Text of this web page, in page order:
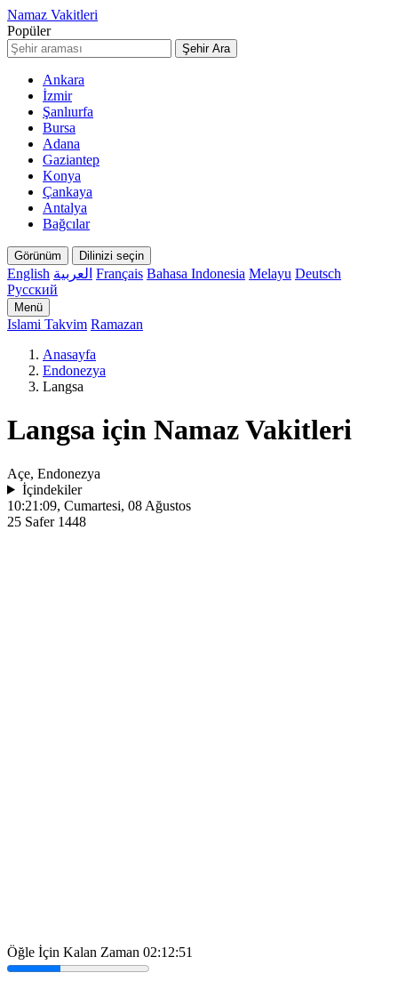
Namaz Vakitleri
Popüler
Şehir Ara
Ankara
İzmir
Şanlıurfa
Bursa
Adana
Gaziantep
Konya
Çankaya
Antalya
Bağcılar
Görünüm Dilinizi seçin
English العربية Français Bahasa Indonesia Melayu Deutsch
Русский
Menü
Islami Takvim Ramazan
Anasayfa
Endonezya
Langsa
Langsa için Namaz Vakitleri
Açe, Endonezya
İçindekiler
10:21:09, Cumartesi, 08 Ağustos
25 Safer 1448
Öğle İçin Kalan Zaman 02:12:51